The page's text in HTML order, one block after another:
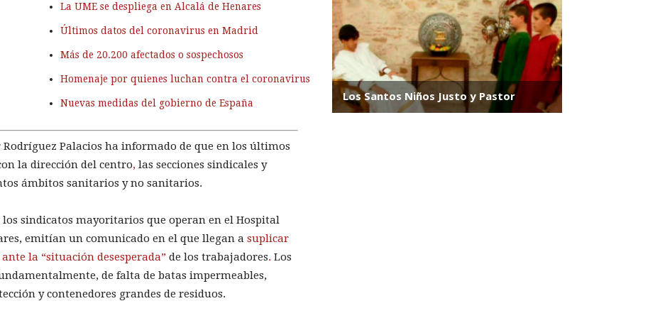
La UME se despliega en Alcalá de Henares
Últimos datos del coronavirus en Madrid
Más de 20.200 afectados o sospechosos
Homenaje por quienes luchan contra el coronavirus
Nuevas medidas del gobierno de España
Rodríguez Palacios ha informado de que en los últimos
la dirección del centro, las secciones sindicales y
ámbitos sanitarios y no sanitarios.
sindicatos mayoritarios que operan en el Hospital
emitían un comunicado en el que llegan a suplicar
la “situación desesperada” de los trabajadores. Los
de falta de batas impermeables,
y contenedores grandes de residuos.